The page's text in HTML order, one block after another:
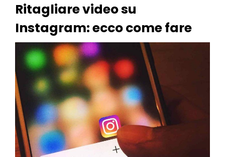
Ritagliare video su
Instagram: ecco come fare